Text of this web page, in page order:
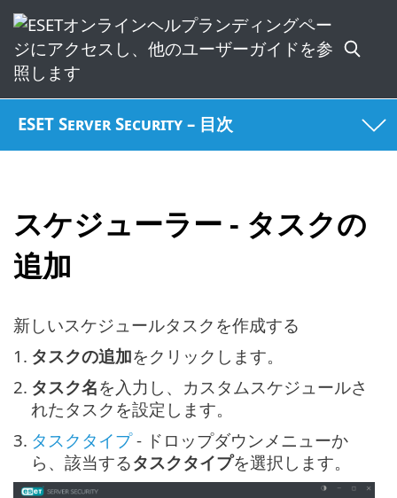
ESET Server Security – 目次
スケジューラー - タスクの
追加
新しいスケジュールタスクを作成する
1. タスクの追加をクリックします。
2. タスク名を入力し、カスタムスケジュールさ
れたタスクを設定します。
3. タスクタイプ- ドロップダウンメニューか
ら、該当するタスクタイプを選択します。